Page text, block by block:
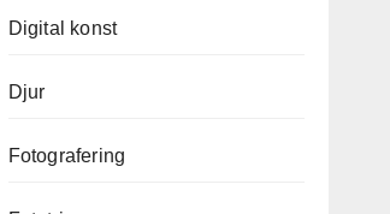
Digital konst
Djur
Fotografering